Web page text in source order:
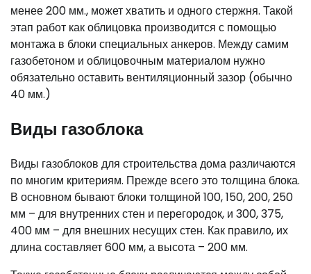
менее 200 мм., может хватить и одного стержня. Такой
этап работ как облицовка производится с помощью
монтажа в блоки специальных анкеров. Между самим
газобетоном и облицовочным материалом нужно
обязательно оставить вентиляционный зазор (обычно
40 мм.)
Виды газоблока
Виды газоблоков для строительства дома различаются
по многим критериям. Прежде всего это толщина блока.
В основном бывают блоки толщиной 100, 150, 200, 250
мм – для внутренних стен и перегородок, и 300, 375,
400 мм – для внешних несущих стен. Как правило, их
длина составляет 600 мм, а высота – 200 мм.